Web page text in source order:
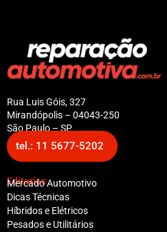
Rua Luis Góis, 327
Mirandópolis – 04043-250
São Paulo – SP
tel.: 11 5677-5202
Editorias
Mercado Automotivo
Dicas Técnicas
Híbridos e Elétricos
Pesados e Utilitários